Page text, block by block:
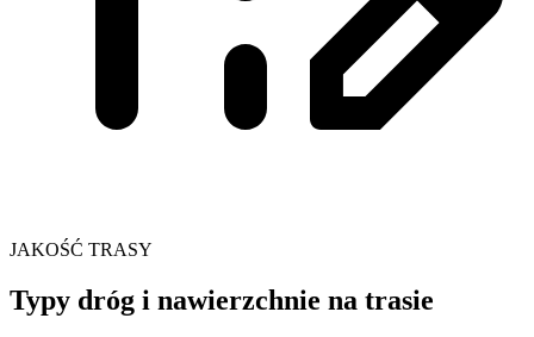
JAKOŚĆ TRASY
Typy dróg i nawierzchnie na trasie